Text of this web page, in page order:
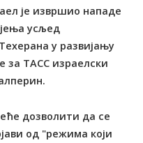
је извршио нападе
усљед
у развијању
за ТАСС израелски
дозволити да се
од "режима који